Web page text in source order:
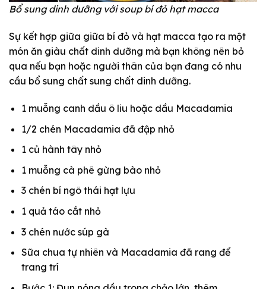
Bổ sung dinh dưỡng với soup bí đỏ hạt macca
Sự kết hợp giữa giữa bí đỏ và hạt macca tạo ra một
món ăn giàu chất dinh dưỡng mà bạn không nên bỏ
qua nếu bạn hoặc người thân của bạn đang có nhu
cầu bổ sung chất sung chất dinh dưỡng.
1 muỗng canh dầu ô liu hoặc dầu Macadamia
1/2 chén Macadamia đã đập nhỏ
1 củ hành tây nhỏ
1 muỗng cà phê gừng bào nhỏ
3 chén bí ngô thái hạt lựu
1 quả táo cắt nhỏ
3 chén nước súp gà
Sữa chua tự nhiên và Macadamia đã rang để
trang trí